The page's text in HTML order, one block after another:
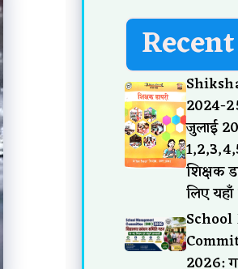
2024-
जुलाई
शिक्षक
लिए
2026: